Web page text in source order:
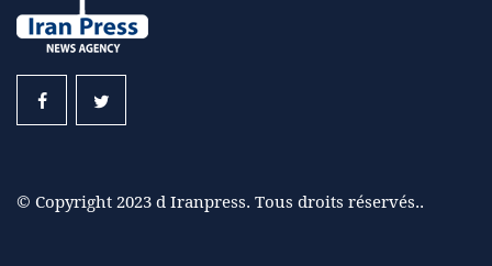
© Copyright 2023 d Iranpress. Tous droits réservés..